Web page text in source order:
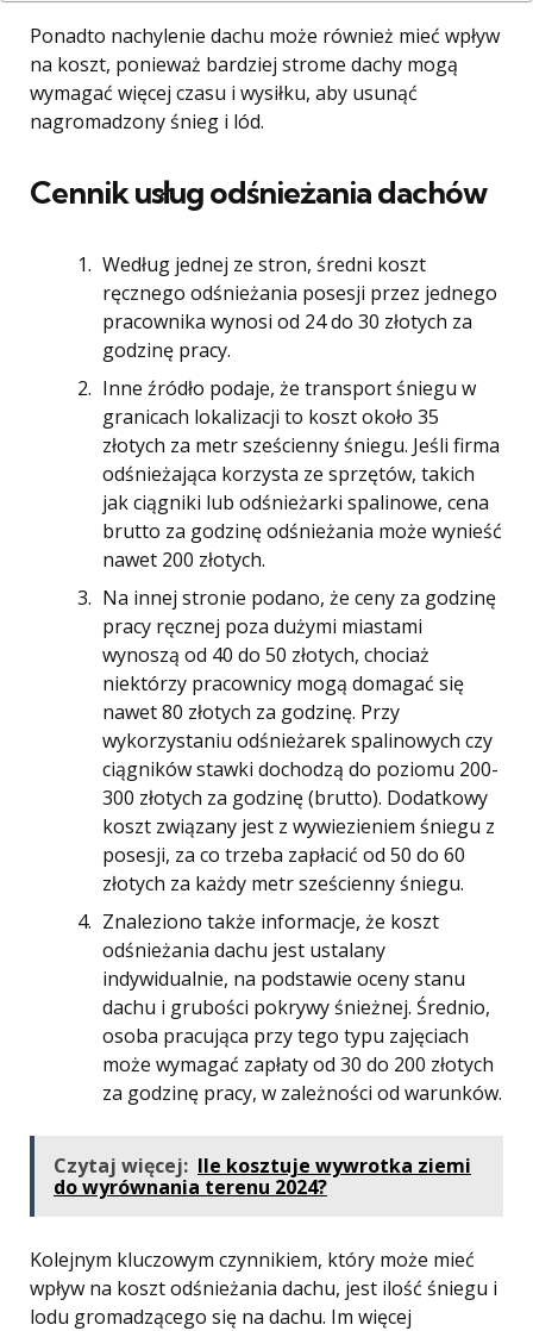
Ponadto nachylenie dachu może również mieć wpływ
na koszt, ponieważ bardziej strome dachy mogą
wymagać więcej czasu i wysiłku, aby usunąć
nagromadzony śnieg i lód.
Cennik usług odśnieżania dachów
Według jednej ze stron, średni koszt
ręcznego odśnieżania posesji przez jednego
pracownika wynosi od 24 do 30 złotych za
godzinę pracy​​.
Inne źródło podaje, że transport śniegu w
granicach lokalizacji to koszt około 35
złotych za metr sześcienny śniegu. Jeśli firma
odśnieżająca korzysta ze sprzętów, takich
jak ciągniki lub odśnieżarki spalinowe, cena
brutto za godzinę odśnieżania może wynieść
nawet 200 złotych​.
Na innej stronie podano, że ceny za godzinę
pracy ręcznej poza dużymi miastami
wynoszą od 40 do 50 złotych, chociaż
niektórzy pracownicy mogą domagać się
nawet 80 złotych za godzinę. Przy
wykorzystaniu odśnieżarek spalinowych czy
ciągników stawki dochodzą do poziomu 200-
300 złotych za godzinę (brutto). Dodatkowy
koszt związany jest z wywiezieniem śniegu z
posesji, za co trzeba zapłacić od 50 do 60
złotych za każdy metr sześcienny śniegu​.
Znaleziono także informacje, że koszt
odśnieżania dachu jest ustalany
indywidualnie, na podstawie oceny stanu
dachu i grubości pokrywy śnieżnej. Średnio,
osoba pracująca przy tego typu zajęciach
może wymagać zapłaty od 30 do 200 złotych
za godzinę pracy, w zależności od warunków​​.
Czytaj więcej: Ile kosztuje wywrotka ziemi
do wyrównania terenu 2024?
Kolejnym kluczowym czynnikiem, który może mieć
wpływ na koszt odśnieżania dachu, jest ilość śniegu i
lodu gromadzącego się na dachu. Im więcej